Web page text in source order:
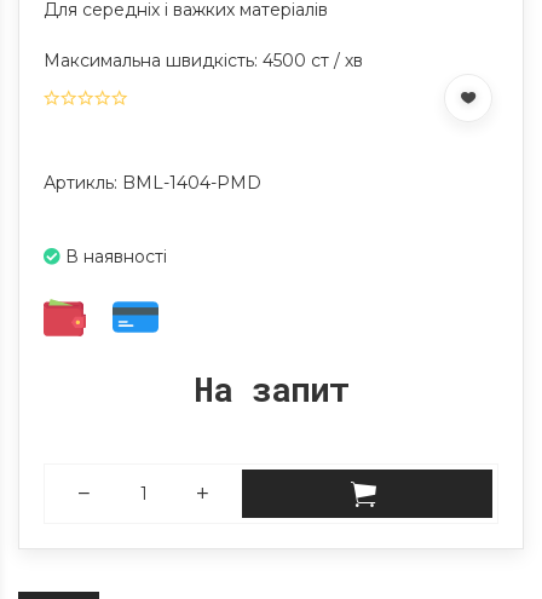
Для середніх і важких матеріалів
Максимальна швидкість: 4500 ст / хв
Артикль: BML-1404-PMD
В наявності
На запит